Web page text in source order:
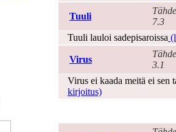
Tuuli
7.3
Tuuli lauloi sadepisaroissa
Virus
3.1
Virus ei kaada meitä ei sen
kirjoitus)